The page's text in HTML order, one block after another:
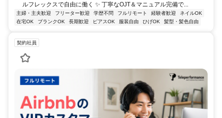
ルフレックスで自由に働く ✨ 丁寧なOJT＆マニュアル完備で...
主婦・主夫歓迎 フリーター歓迎 学歴不問 フルリモート 経験者歓迎
ネイルOK
在宅OK
ブランクOK 長期歓迎 ピアスOK 服装自由 ひげOK 髪型・髪色自由
契約社員